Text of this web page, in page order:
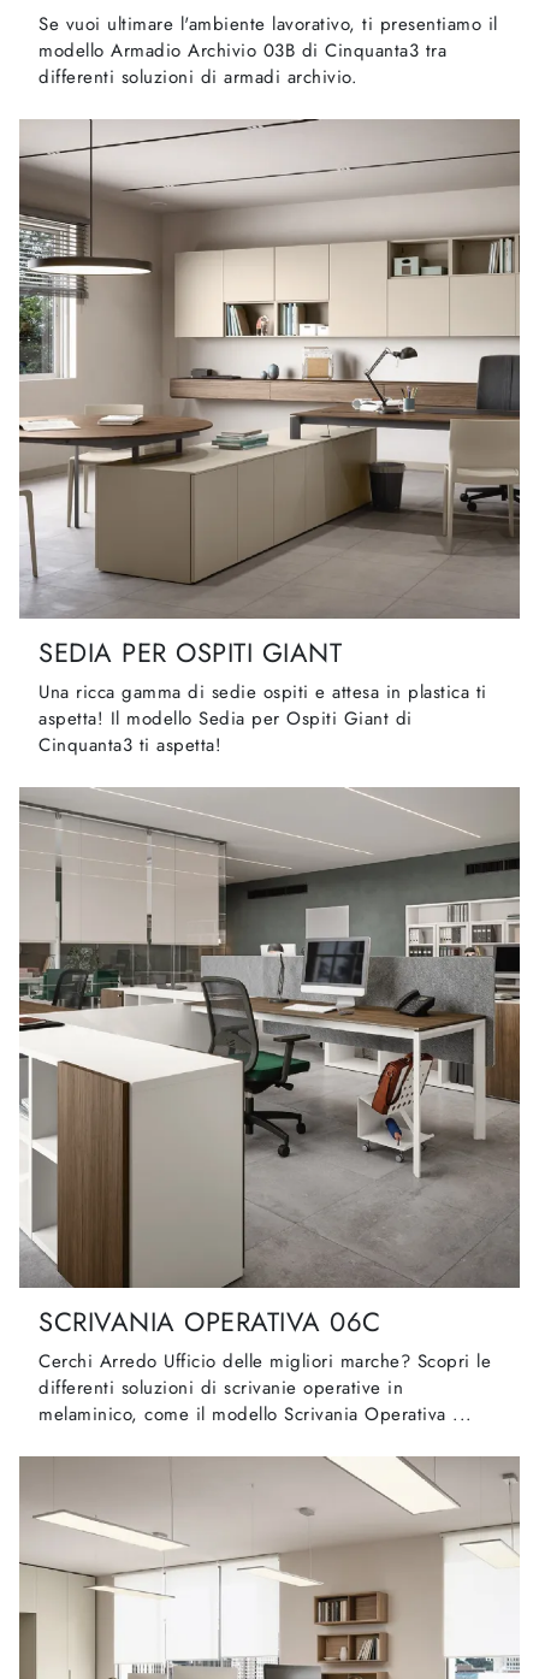
Se vuoi ultimare l'ambiente lavorativo, ti presentiamo il
modello Armadio Archivio 03B di Cinquanta3 tra
differenti soluzioni di armadi archivio.
SEDIA PER OSPITI GIANT
Una ricca gamma di sedie ospiti e attesa in plastica ti
aspetta! Il modello Sedia per Ospiti Giant di
Cinquanta3 ti aspetta!
SCRIVANIA OPERATIVA 06C
Cerchi Arredo Ufficio delle migliori marche? Scopri le
differenti soluzioni di scrivanie operative in
melaminico, come il modello Scrivania Operativa ...